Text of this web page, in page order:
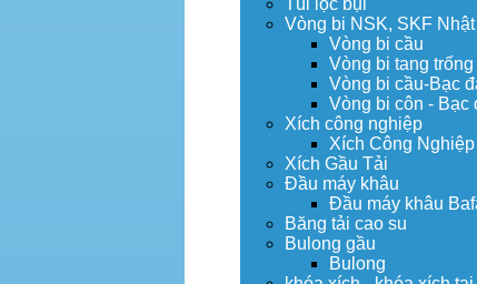
Túi lọc bụi
Vòng bi NSK, SKF Nhật
Vòng bi cầu
Vòng bi tang
Vòng bi cầu-Bạc
Vòng bi côn - Bạc
Xích công nghiệp
Xích Công
Xích Gầu Tải
Đầu máy khâu
Đầu máy khâu
Băng tải cao su
Bulong gầu
Bulong